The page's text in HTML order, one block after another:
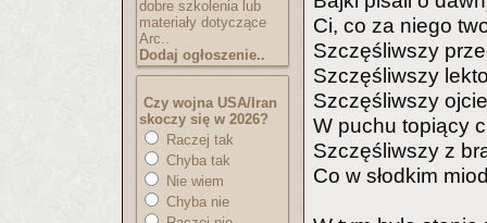
dobre szkolenia lub
materiały dotyczące
Arc..
Dodaj ogłoszenie..
Czy wojna USA/Iran
skoczy się w 2026?
Raczej tak
Chyba tak
Nie wiem
Chyba nie
Ci, co za niego
Szczęśliwszy
Szczęśliwszy
Szczęśliwszy
W puchu topiący
Szczęśliwszy z
Co w słodkim